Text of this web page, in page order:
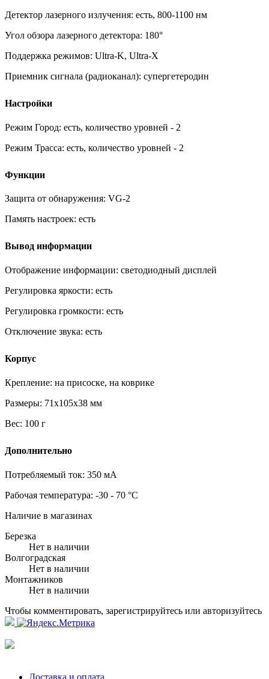
Детектор лазерного излучения: есть, 800-1100 нм
Угол обзора лазерного детектора: 180°
Поддержка режимов: Ultra-K, Ultra-X
Приемник сигнала (радиоканал): супергетеродин
Настройки
Режим Город: есть, количество уровней - 2
Режим Трасса: есть, количество уровней - 2
Функции
Защита от обнаружения: VG-2
Память настроек: есть
Вывод информации
Отображение информации: светодиодный дисплей
Регулировка яркости: есть
Регулировка громкости: есть
Отключение звука: есть
Корпус
Крепление: на присоске, на коврике
Размеры: 71x105x38 мм
Вес: 100 г
Дополнительно
Потребляемый ток: 350 мА
Рабочая температура: -30 - 70 °C
Наличие в магазинах
Березка
Нет в наличии
Волгоградская
Нет в наличии
Монтажников
Нет в наличии
Чтобы комментировать, зарегистрируйтесь или авторизуйтесь
Доставка и оплата